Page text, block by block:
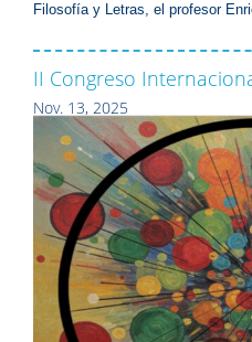
Filosofía y Letras, el profesor
II Congreso
Nov. 13, 2025